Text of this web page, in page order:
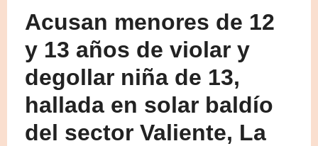
Acusan menores de 12
y 13 años de violar y
degollar niña de 13,
hallada en solar baldío
del sector Valiente, La